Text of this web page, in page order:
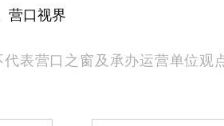
营口视界
表营口之窗及承办运营单位观